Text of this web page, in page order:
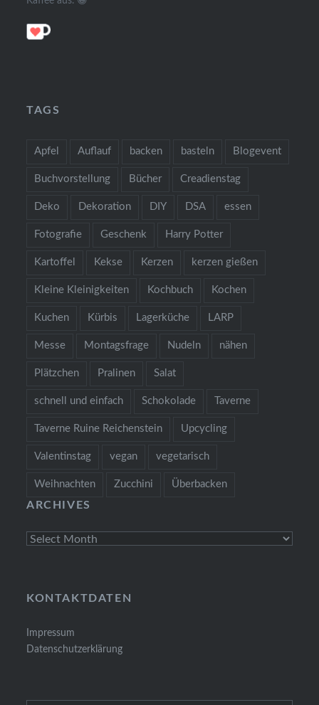
TAGS
Apfel Auflauf backen basteln Blogevent
Buchvorstellung Bücher Creadienstag
Deko Dekoration DIY DSA essen
Fotografie Geschenk Harry Potter
Kartoffel Kekse Kerzen kerzen gießen
Kleine Kleinigkeiten Kochbuch Kochen
Kuchen Kürbis Lagerküche LARP
Messe Montagsfrage Nudeln nähen
Plätzchen Pralinen Salat
schnell und einfach Schokolade Taverne
Taverne Ruine Reichenstein Upcycling
Valentinstag vegan vegetarisch
Weihnachten Zucchini Überbacken
ARCHIVES
Archives
KONTAKTDATEN
Impressum
Datenschutzerklärung